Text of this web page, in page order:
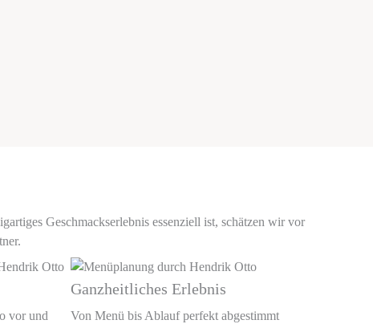
Geschmackserlebnis essenziell ist, schätzen wir vor
vor und
Ganzheitliches Erlebnis
Von Menü bis Ablauf perfekt abgestimmt